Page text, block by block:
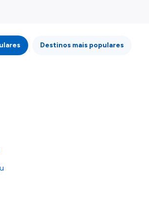
pela precisão da informação
isso verifique com atenção todas
no website do parceiro antes de
Para mais detalhes verifique
Destinos mais populares